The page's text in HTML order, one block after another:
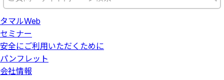
タマルWeb
セミナー
安全にご利用いただくために
パンフレット
会社情報